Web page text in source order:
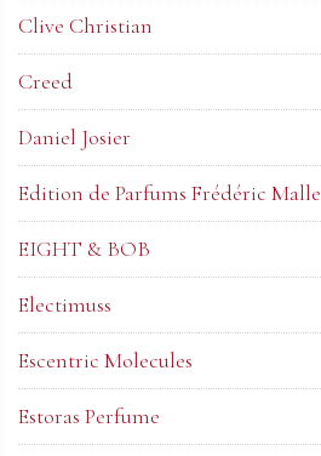
Clive Christian
Creed
Daniel Josier
Edition de Parfums Frédéric Malle
EIGHT & BOB
Electimuss
Escentric Molecules
Estoras Perfume